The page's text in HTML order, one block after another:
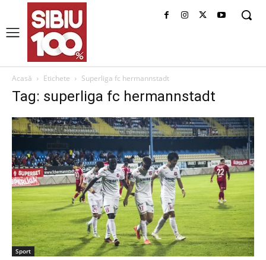
Acasă Etichete Superliga fc hermannstadt
Tag: superliga fc hermannstadt
Sport